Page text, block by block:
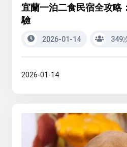
宜蘭一泊二食民宿全攻略
驗
2026-01-14 349
2026-01-14